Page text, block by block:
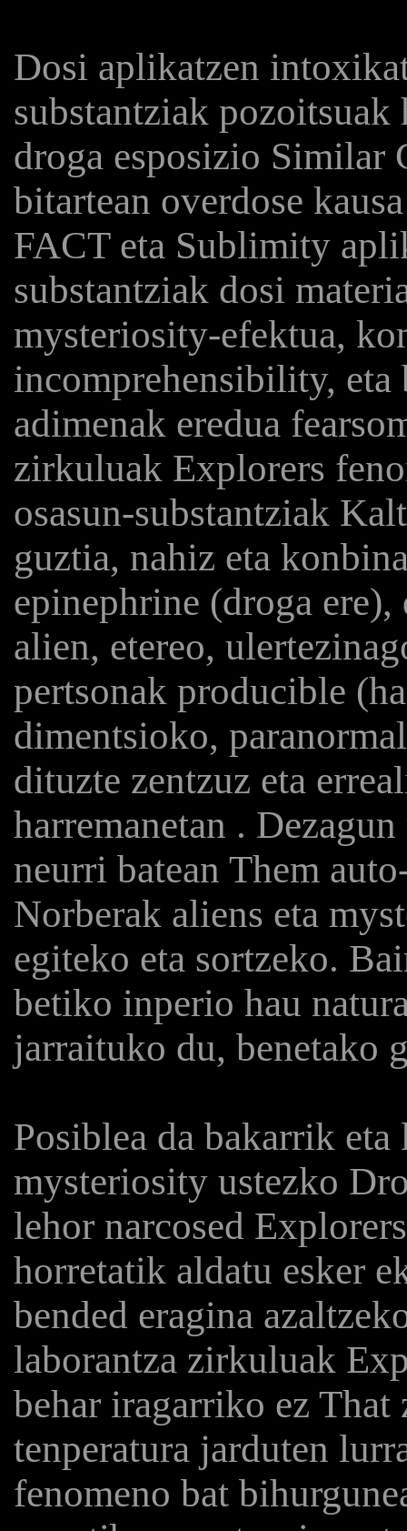
Dosi aplikatzen
substantziak
droga esposizio Similar
bitartean overdose
FACT eta Sublimity
substantziak dosi
mysteriosity-efektua,
incomprehensibility, eta
adimenak eredua
zirkuluak Explorers
osasun-substantziak
guztia, nahiz eta
epinephrine (droga
alien, etereo,
pertsonak producible
dimentsioko,
dituzte zentzuz eta
harremanetan .
neurri batean Them
Norberak aliens eta
egiteko eta sortzeko.
betiko inperio hau
jarraituko du, benetako
Posiblea da bakarrik
mysteriosity ustezko
lehor narcosed
horretatik aldatu esker
bended eragina
laborantza zirkuluak
behar iragarriko ez That
tenperatura jarduten
fenomeno bat